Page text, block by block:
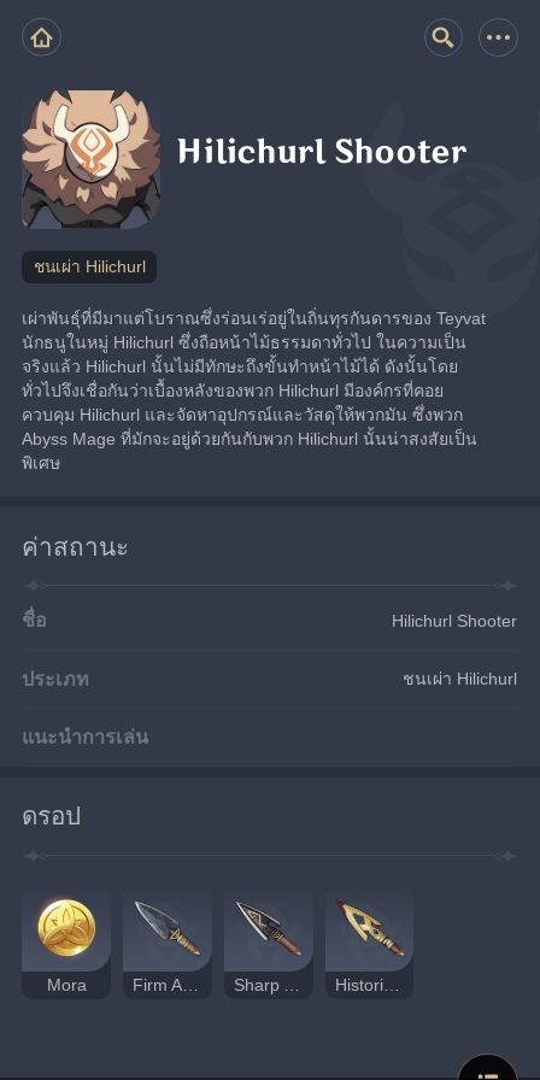
Hilichurl Shooter
ชนเผ่า Hilichurl
เผ่าพันธุ์ที่มีมาแต่โบราณซึ่งร่อนเร่อยู่ในถิ่นทุรกันดารของ Teyvat
นักธนูในหมู่ Hilichurl ซึ่งถือหน้าไม้ธรรมดาทั่วไป ในความเป็น
จริงแล้ว Hilichurl นั้นไม่มีทักษะถึงขั้นทำหน้าไม้ได้ ดังนั้นโดย
ทั่วไปจึงเชื่อกันว่าเบื้องหลังของพวก Hilichurl มีองค์กรที่คอย
ควบคุม Hilichurl และจัดหาอุปกรณ์และวัสดุให้พวกมัน ซึ่งพวก
Abyss Mage ที่มักจะอยู่ด้วยกันกับพวก Hilichurl นั้นน่าสงสัยเป็น
พิเศษ
ค่าสถานะ
ชื่อ Hilichurl Shooter
ประเภท ชนเผ่า Hilichurl
แนะนำการเล่น
ดรอป
Mora Firm Arrowhead Sharp Arrowhead Historic Arrowhead